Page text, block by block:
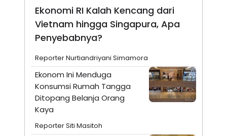
Ekonomi RI Kalah Kencang dari
Vietnam hingga Singapura, Apa
Penyebabnya?
Reporter Nurtiandriyani Simamora
Ekonom Ini Menduga
Konsumsi Rumah Tangga
Ditopang Belanja Orang
Kaya
Reporter Siti Masitoh